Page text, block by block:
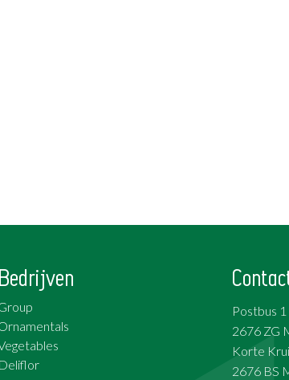
Bedrijven
Deliflor
Postbus 1
2676 ZG
Korte
2676 BS